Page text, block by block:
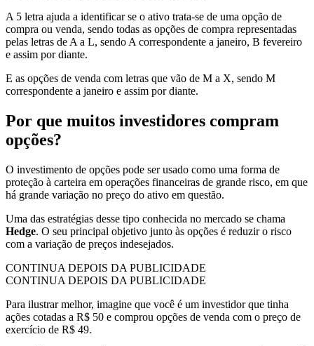
A 5 letra ajuda a identificar se o ativo trata-se de uma opção de
compra ou venda, sendo todas as opções de compra representadas
pelas letras de A a L, sendo A correspondente a janeiro, B fevereiro
e assim por diante.
E as opções de venda com letras que vão de M a X, sendo M
correspondente a janeiro e assim por diante.
Por que muitos investidores compram
opções?
O investimento de opções pode ser usado como uma forma de
proteção à carteira em operações financeiras de grande risco, em que
há grande variação no preço do ativo em questão.
Uma das estratégias desse tipo conhecida no mercado se chama
Hedge. O seu principal objetivo junto às opções é reduzir o risco
com a variação de preços indesejados.
CONTINUA DEPOIS DA PUBLICIDADE
CONTINUA DEPOIS DA PUBLICIDADE
Para ilustrar melhor, imagine que você é um investidor que tinha
ações cotadas a R$ 50 e comprou opções de venda com o preço de
exercício de R$ 49.